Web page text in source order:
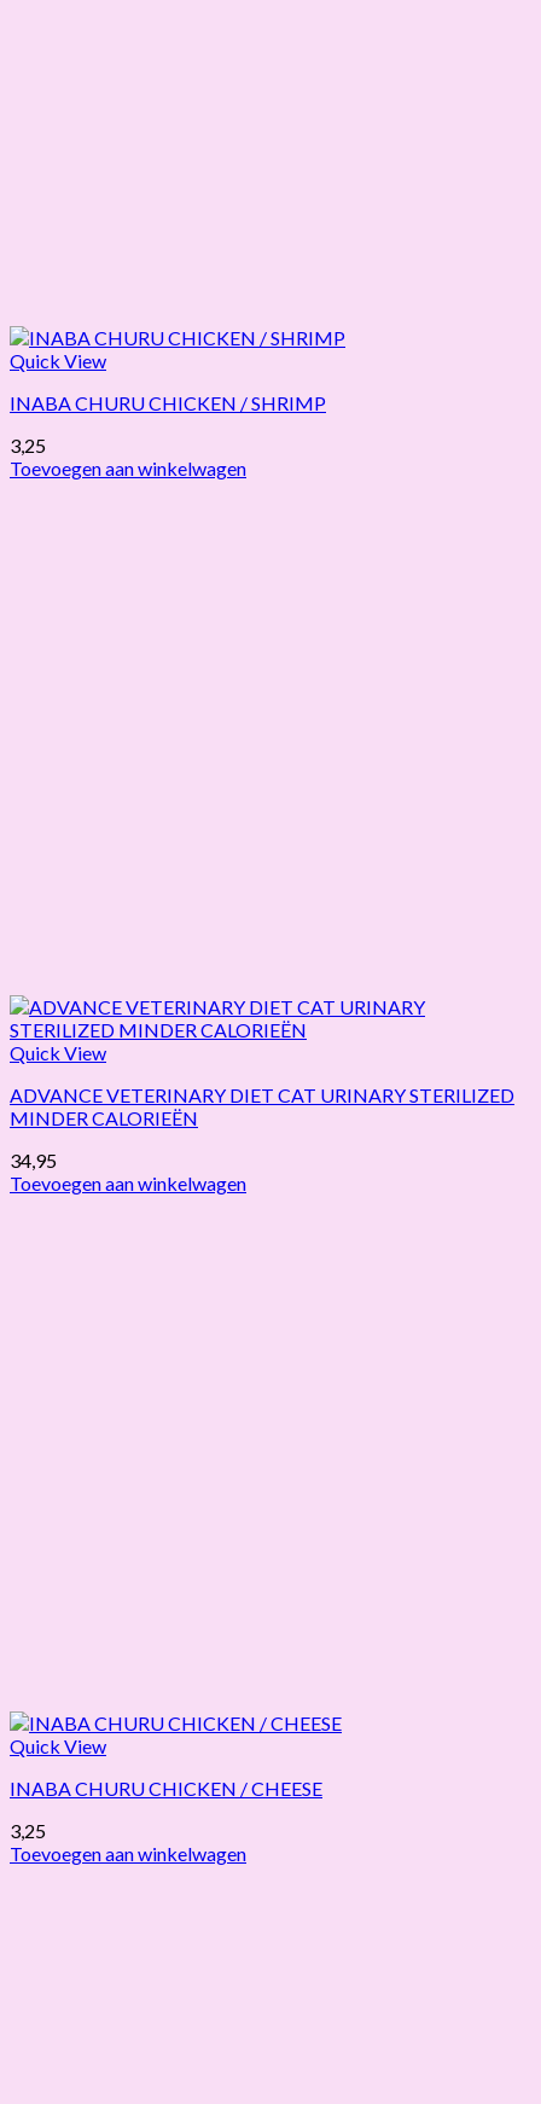
Quick View
INABA CHURU CHICKEN / SHRIMP
3,25
Toevoegen aan winkelwagen
Quick View
ADVANCE VETERINARY DIET CAT URINARY STERILIZED
MINDER CALORIEËN
34,95
Toevoegen aan winkelwagen
Quick View
INABA CHURU CHICKEN / CHEESE
3,25
Toevoegen aan winkelwagen